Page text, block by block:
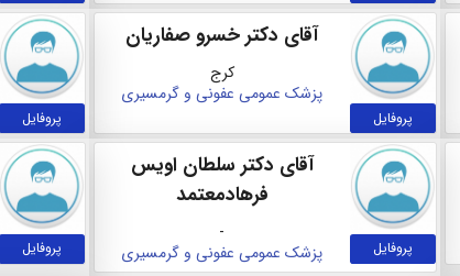
پروفایل
آقای دکتر خسرو صفاریان
کرج
پزشک عمومی عفونی و گرمسیری
پروفایل
پروفایل
آقای دکتر سلطان اویس
فرهادمعتمد
-
پزشک عمومی عفونی و گرمسیری پروفایل